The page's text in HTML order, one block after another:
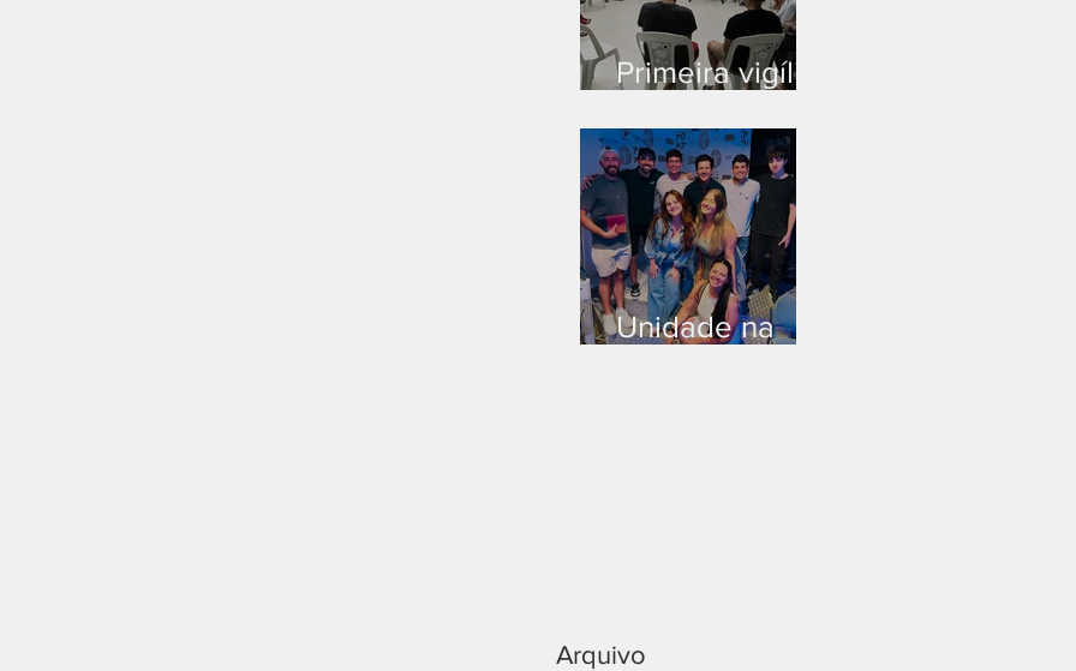
Primeira vigília
Unidade na
Arquivo